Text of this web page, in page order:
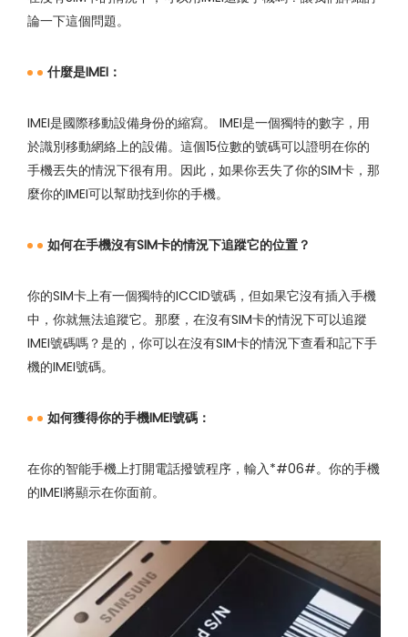
論一下這個問題。
什麼是IMEI：
IMEI是國際移動設備身份的縮寫。 IMEI是一個獨特的數字，用
於識別移動網絡上的設備。這個15位數的號碼可以證明在你的
手機丟失的情況下很有用。因此，如果你丟失了你的SIM卡，那
麼你的IMEI可以幫助找到你的手機。
如何在手機沒有SIM卡的情況下追蹤它的位置？
你的SIM卡上有一個獨特的ICCID號碼，但如果它沒有插入手機
中，你就無法追蹤它。那麼，在沒有SIM卡的情況下可以追蹤
IMEI號碼嗎？是的，你可以在沒有SIM卡的情況下查看和記下手
機的IMEI號碼。
如何獲得你的手機IMEI號碼：
在你的智能手機上打開電話撥號程序，輸入*#06#。你的手機
的IMEI將顯示在你面前。